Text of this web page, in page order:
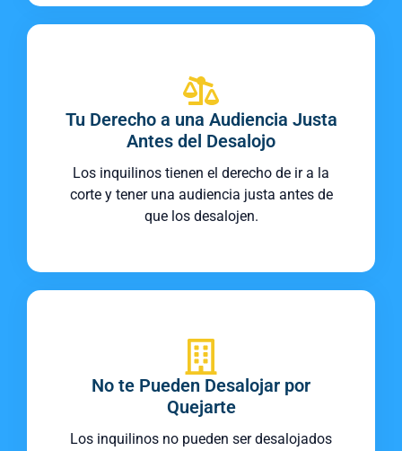
Tu Derecho a una Audiencia Justa
Antes del Desalojo
Los inquilinos tienen el derecho de ir a la
corte y tener una audiencia justa antes de
que los desalojen.
No te Pueden Desalojar por
Quejarte
Los inquilinos no pueden ser desalojados